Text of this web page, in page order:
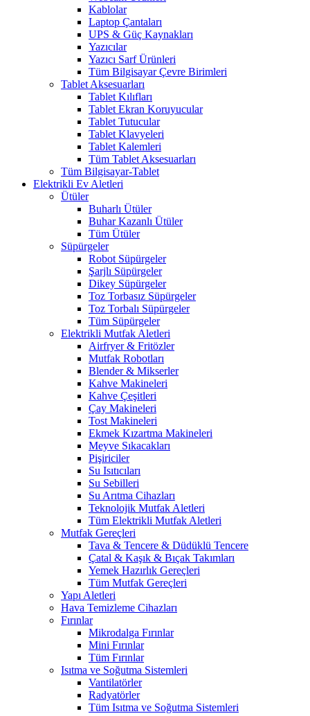
Kablolar
Laptop Çantaları
UPS & Güç Kaynakları
Yazıcılar
Yazıcı Sarf Ürünleri
Tüm Bilgisayar Çevre Birimleri
Tablet Aksesuarları
Tablet Kılıfları
Tablet Ekran Koruyucular
Tablet Tutucular
Tablet Klavyeleri
Tablet Kalemleri
Tüm Tablet Aksesuarları
Tüm Bilgisayar-Tablet
Elektrikli Ev Aletleri
Ütüler
Buharlı Ütüler
Buhar Kazanlı Ütüler
Tüm Ütüler
Süpürgeler
Robot Süpürgeler
Şarjlı Süpürgeler
Dikey Süpürgeler
Toz Torbasız Süpürgeler
Toz Torbalı Süpürgeler
Tüm Süpürgeler
Elektrikli Mutfak Aletleri
Airfryer & Fritözler
Mutfak Robotları
Blender & Mikserler
Kahve Makineleri
Kahve Çeşitleri
Çay Makineleri
Tost Makineleri
Ekmek Kızartma Makineleri
Meyve Sıkacakları
Pişiriciler
Su Isıtıcıları
Su Sebilleri
Su Arıtma Cihazları
Teknolojik Mutfak Aletleri
Tüm Elektrikli Mutfak Aletleri
Mutfak Gereçleri
Tava & Tencere & Düdüklü Tencere
Çatal & Kaşık & Bıçak Takımları
Yemek Hazırlık Gereçleri
Tüm Mutfak Gereçleri
Yapı Aletleri
Hava Temizleme Cihazları
Fırınlar
Mikrodalga Fırınlar
Mini Fırınlar
Tüm Fırınlar
Isıtma ve Soğutma Sistemleri
Vantilatörler
Radyatörler
Tüm Isıtma ve Soğutma Sistemleri